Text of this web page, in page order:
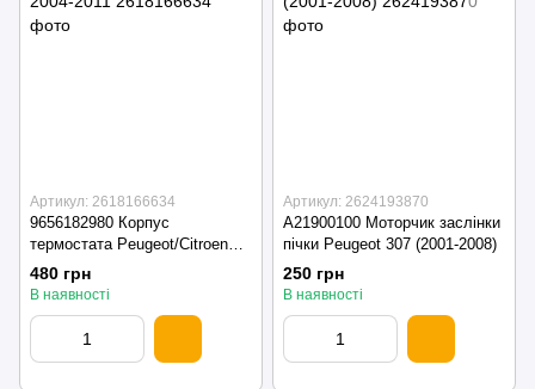
Артикул: 2618166634
9656182980 Корпус
термостата Peugeot/Citroen
2004-2011
480 грн
В наявності
Артикул: 2624193870
A21900100 Моторчик заслінки
пічки Peugeot 307 (2001-2008)
250 грн
В наявності